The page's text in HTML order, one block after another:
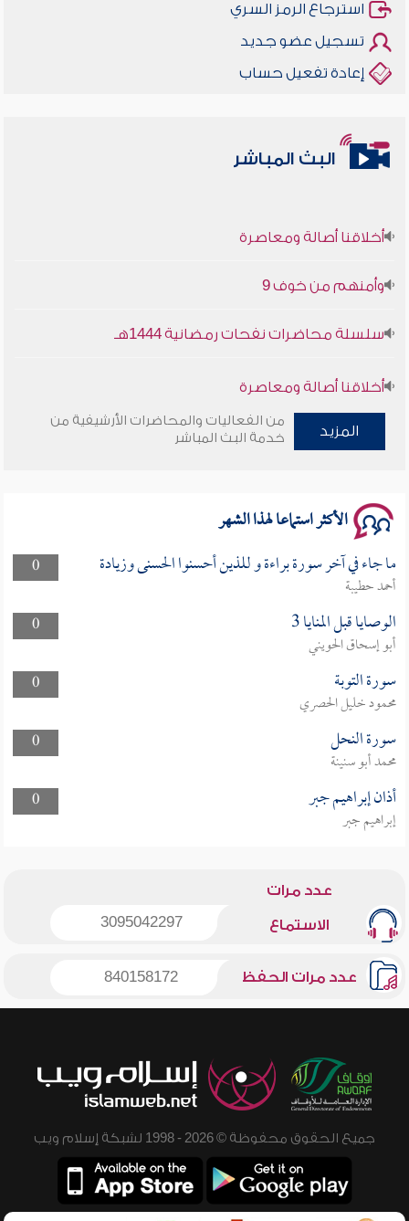
استرجاع الرمز السري
تسجيل عضو جديد
إعادة تفعيل حساب
البث المباشر
أخلاقنا أصالة ومعاصرة
وأمنهم من خوف 9
سلسلة محاضرات نفحات رمضانية 1444هـ
أخلاقنا أصالة ومعاصرة
وأمنهم من خوف 9
المزيد
من الفعاليات والمحاضرات الأرشيفية من
خدمة البث المباشر
الأكثر استماعا لهذا الشهر
0 ما جاء في آخر سورة براءة و للذين أحسنوا الحسنى وزيادة
أحمد حطيبة
0
الوصايا قبل المنايا 3
أبو إسحاق الحويني
0
سورة التوبة
محمود خليل الحصري
0
سورة النحل
محمد أبو سنينة
0
أذان إبراهيم جبر
إبراهيم جبر
عدد مرات
الاستماع 3095042297
عدد مرات الحفظ 840158172
جميع الحقوق محفوظة © 2026 - 1998 لشبكة إسلام ويب